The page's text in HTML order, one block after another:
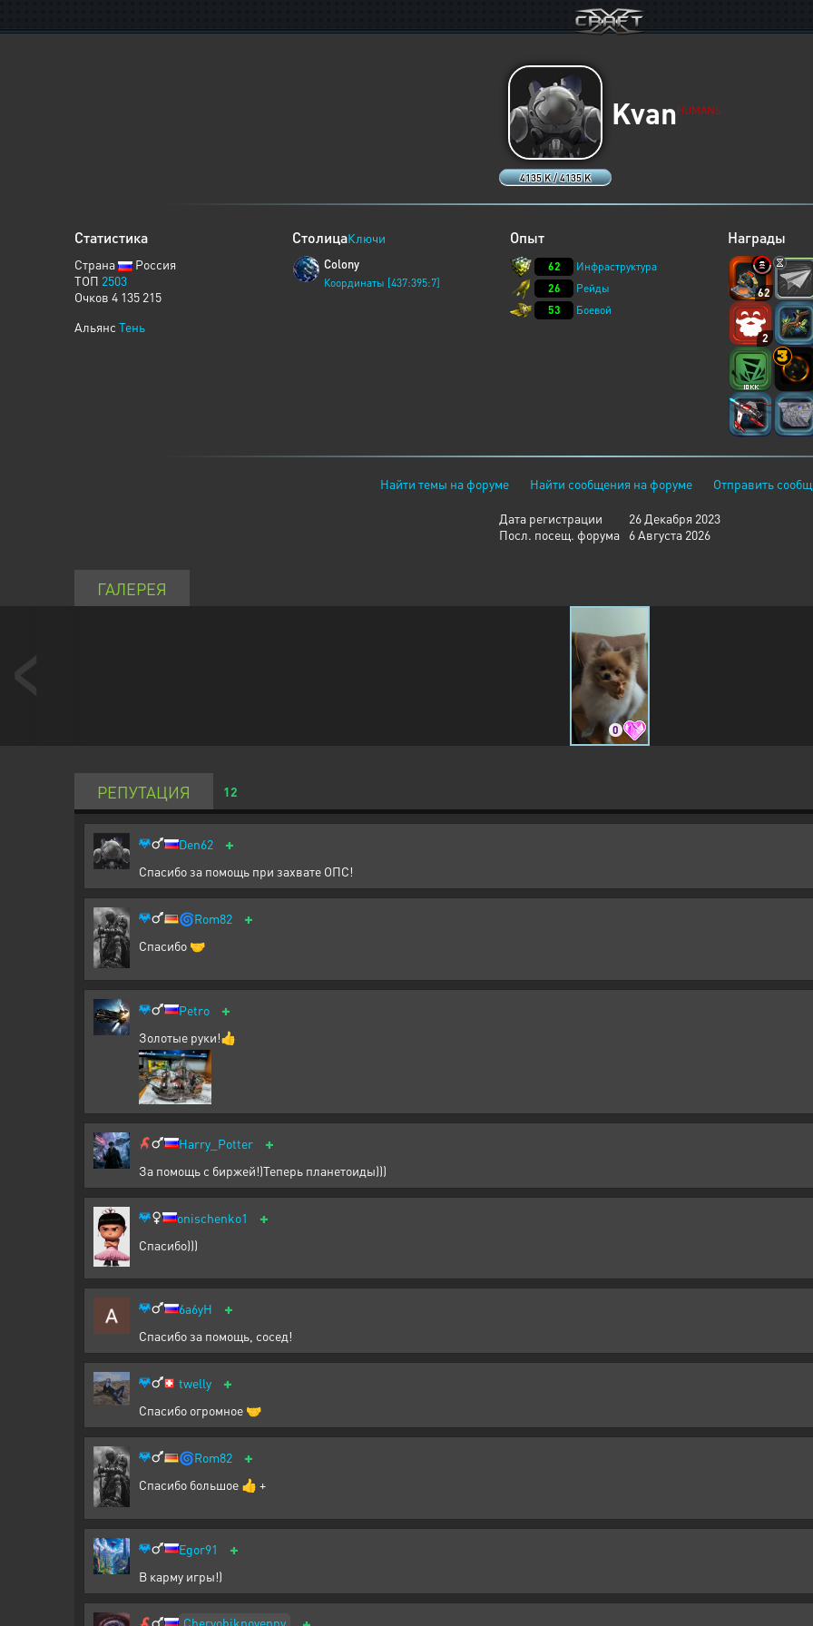
4135 K / 4135 K
KvanHUMANS
Статистика
Страна
Россия
ТОП 2503
Очков 4 135 215
Альянс Тень
СтолицаКлючи
Colony
Координаты [437:395:7]
Опыт
62
Инфраструктура
26
Рейды
53
Боевой
Награды
62
2
Найти темы на форуме Найти сообщения на форуме Отправить
Дата регистрации
26 Декабря 2023
Посл. посещ. форума
6 Августа 2026
ГАЛЕРЕЯ
0
РЕПУТАЦИЯ 12
Den62 +
Спасибо за помощь при захвате ОПС!
🌀Rom82 +
Спасибо 🤝
Petro +
Золотые руки!👍
Harry_Potter +
За помощь с биржей!)Теперь планетоиды)))
onischenko1 +
Спасибо)))
6a6yH +
Спасибо за помощь, сосед!
twelly +
Спасибо огромное 🤝
🌀Rom82 +
Спасибо большое 👍 +
Egor91 +
В карму игры!)